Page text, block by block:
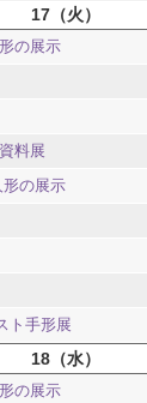
17
火
の展示
料展
形の展示
ト手形展
18 水
の展示